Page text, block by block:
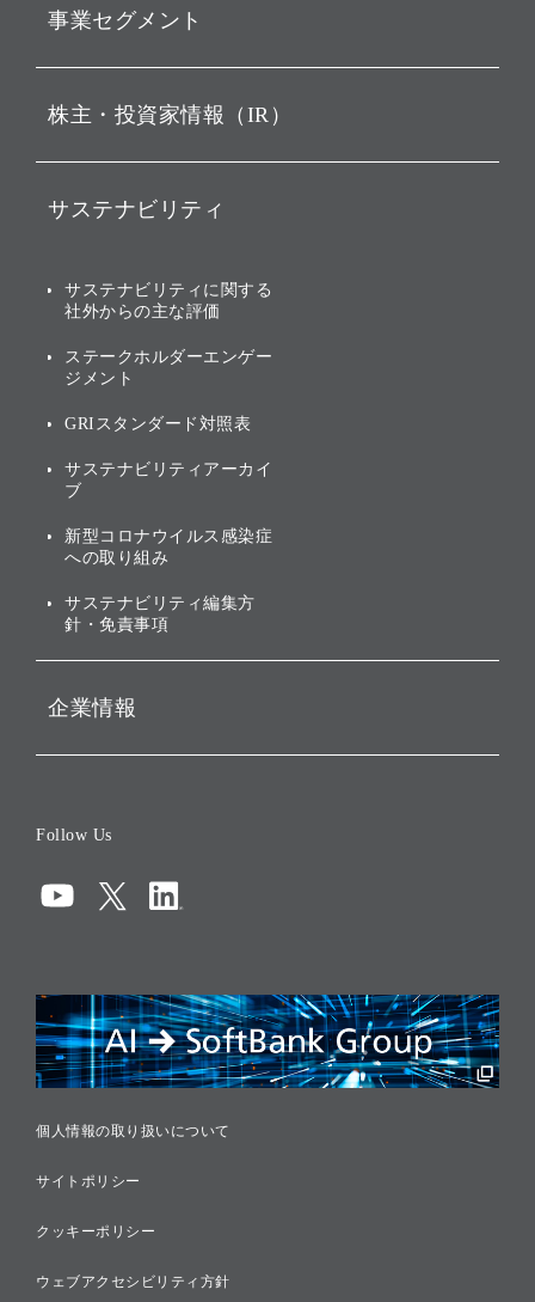
経営理念
ビジョン
戦略
バリュー
ソフトバンクグループの歩
[AI] What dreams are made
事業セグメント
ソフトバンク・ビジョン・
その他
グループ企業一覧
株主・投資家情報（IR）
IRカレンダー
業績・財務
アニュアルレポート
株主・投資家情報（IR）に
サステナビリティ
トップメッセージ
サステナビリティの考え方
ガバナンス
投資先のサステナビリティ
サステナビリティに関する
社外からの主な評価
ステークホルダーエンゲー
ジメント
GRIスタンダード対照表
サステナビリティアーカイ
ブ
新型コロナウイルス感染症
への取り組み
サステナビリティ編集方
針・免責事項
企業情報
コンプライアンス
リスクマネジメント
税務に対する取り組み
採用情報
Follow Us
個人情報の取り扱いについて
サイトポリシー
クッキーポリシー
ウェブアクセシビリティ方針